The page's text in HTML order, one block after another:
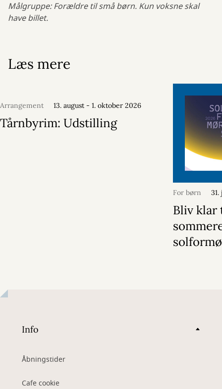
Målgruppe: Forældre til små børn. Kun voksne skal
have billet.
Læs mere
Arrangement 13. august - 1. oktober 2026
Tårnbyrim: Udstilling
For børn
Bliv klar
Info
Åbningstider
Cafe cookie